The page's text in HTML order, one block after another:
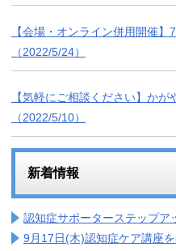
【会場・オンライン併用開催
（2022/5/24）
【気軽にご相談ください】か
（2022/5/10）
新着情報
認知症サポーターステップア
9月17日(木)認知症ケア講座を